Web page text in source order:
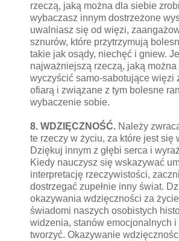
rzeczą, jaką można dla siebie
wybaczasz innym dostrzeżone
uwalniasz się od więzi,
sznurów, które przytrzymują
takie jak osądy, niechęć i gniew.
najważniejszą rzeczą, jaką można
wyczyścić samo-sabotujące więzi
ofiarą i związane z tym bolesne
wybaczenie sobie.
8. WDZIĘCZNOŚĆ. Należy
te rzeczy w życiu, za które jest się
Dziękuj innym z głębi serca i
Kiedy nauczysz się wskazywać
interpretację rzeczywistości,
dostrzegać zupełnie inny świat.
okazywania wdzięczności za
świadomi naszych osobistych
widzenia, stanów emocjonalnych i
tworzyć. Okazywanie